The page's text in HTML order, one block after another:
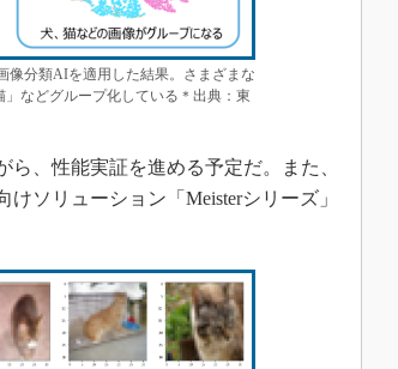
像分類AIを適用した結果。さまざまな
などグループ化している＊出典：東
、性能実証を進める予定だ。また、
ソリューション「Meisterシリーズ」